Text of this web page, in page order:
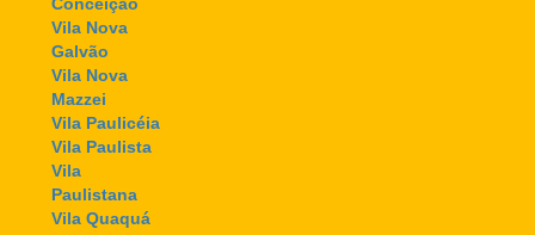
Vila Nova
Galvão
Vila Nova
Mazzei
Vila Paulicéia
Vila Paulista
Vila
Paulistana
Vila Quaquá